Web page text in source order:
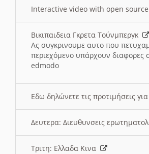
Interactive video with open source
Βικιπαιδεια Γκρετα Τούνμπεργκ
Ας συγκρινουμε αυτο που
περιεχόμενο υπάρχουν διαφορες
edmodo
Εδω δηλώνετε τις προτιμήσεις για
Δευτερα: Διευθυνσεις
Τριτη: Ελλαδα Κινα